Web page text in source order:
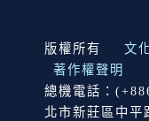
:::
版權所有 文
著作權聲明
總機電話：
北市新莊區中平